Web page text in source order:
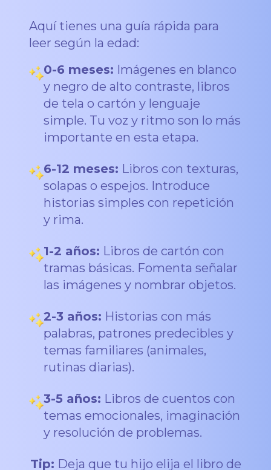
Aquí tienes una guía rápida para
leer según la edad:
0-6 meses: Imágenes en blanco
y negro de alto contraste, libros
de tela o cartón y lenguaje
simple. Tu voz y ritmo son lo más
importante en esta etapa.
6-12 meses: Libros con texturas,
solapas o espejos. Introduce
historias simples con repetición
y rima.
1-2 años: Libros de cartón con
tramas básicas. Fomenta señalar
las imágenes y nombrar objetos.
2-3 años: Historias con más
palabras, patrones predecibles y
temas familiares (animales,
rutinas diarias).
3-5 años: Libros de cuentos con
temas emocionales, imaginación
y resolución de problemas.
Tip: Deja que tu hijo elija el libro de